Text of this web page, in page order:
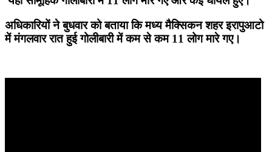
अधिकारियों ने बुधवार को बताया कि मध्य मैक्सिकन शहर इरापुआटो
में मंगलवार रात हुई गोलीबारी में कम से कम 11 लोग मारे गए।